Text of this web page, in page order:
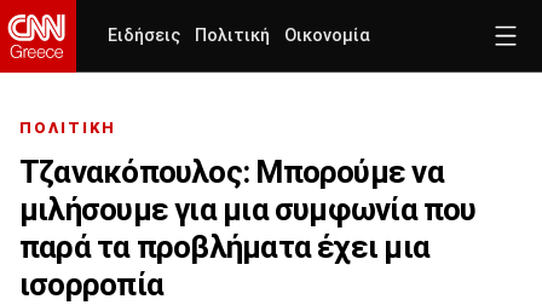
Ειδήσεις Πολιτική Οικονομία
ΠΟΛΙΤΙΚΗ
Τζανακόπουλος: Μπορούμε να
μιλήσουμε για μια συμφωνία που
παρά τα προβλήματα έχει μια
ισορροπία